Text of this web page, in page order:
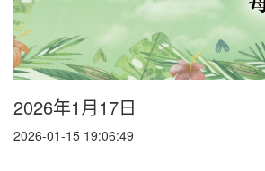
2026年1月17日
2026-01-15 19:06:49